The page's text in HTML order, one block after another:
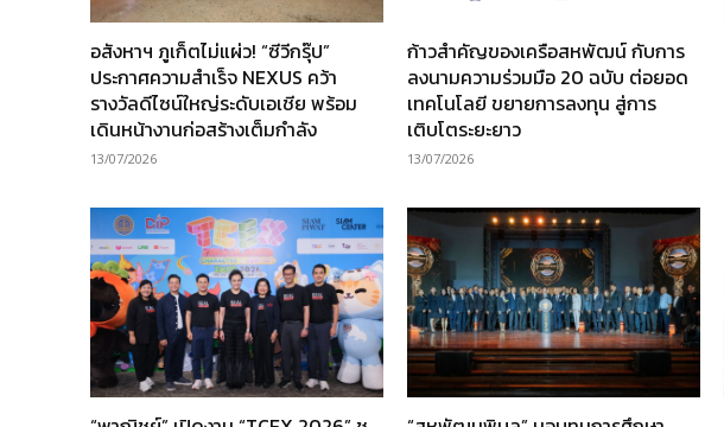
อสังหาฯ ภูเก็ตไม่แผ่ว! “ซีวีกรุ๊ป”
ประกาศความสำเร็จ NEXUS คว้า
รางวัลดีไซน์ใหญ่ระดับเอเชีย พร้อม
เดินหน้างานก่อสร้างเต็มกำลัง
13/07/2026
ก้าวสำคัญของเครือสหพัฒน์ กับการ
ลงนามความร่วมมือ 20 ฉบับ ต่อยอด
เทคโนโลยี ขยายการลงทุน สู่การ
เติบโตระยะยาว
13/07/2026